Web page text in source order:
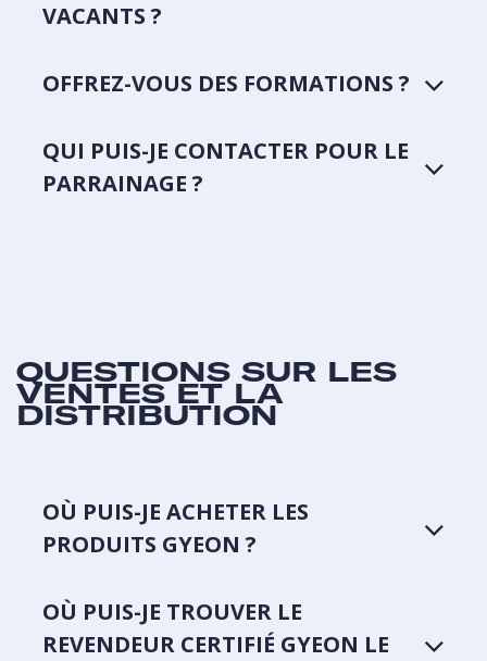
VACANTS ?
OFFREZ-VOUS DES FORMATIONS ?
QUI PUIS-JE CONTACTER POUR LE
PARRAINAGE ?
QUESTIONS SUR LES
VENTES ET LA
DISTRIBUTION
OÙ PUIS-JE ACHETER LES
PRODUITS GYEON ?
OÙ PUIS-JE TROUVER LE
REVENDEUR CERTIFIÉ GYEON LE